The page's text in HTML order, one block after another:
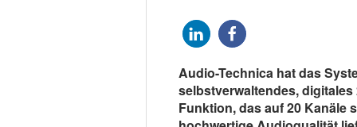
Audio-Technica hat das
selbstverwaltendes,
Funktion, das auf 20 Kanäle